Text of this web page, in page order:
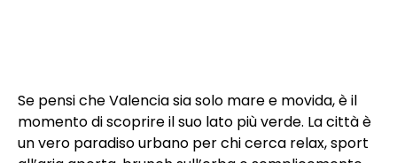
Se pensi che Valencia sia solo mare e movida, è il
momento di scoprire il suo lato più verde. La città è
un vero paradiso urbano per chi cerca relax, sport